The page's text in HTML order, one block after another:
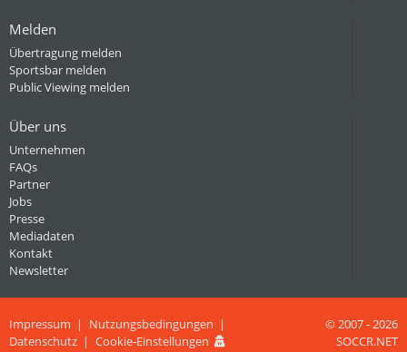
Melden
Übertragung melden
Sportsbar melden
Public Viewing melden
Über uns
Unternehmen
FAQs
Partner
Jobs
Presse
Mediadaten
Kontakt
Newsletter
Impressum
Nutzungsbedingungen
Datenschutz
Cookie-Einstellungen
© 2007 - 2026
SOCCR.NET